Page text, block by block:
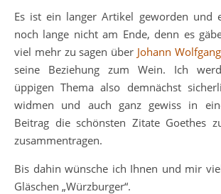
Es ist ein langer Artikel geworden und
noch lange nicht am Ende, denn es
viel mehr zu sagen über Johann
seine Beziehung zum Wein. Ich
üppigen Thema also demnächst
widmen und auch ganz gewiss in
Beitrag die schönsten Zitate Goethes
zusammentragen.
Bis dahin wünsche ich Ihnen und mir
Gläschen „Würzburger“.